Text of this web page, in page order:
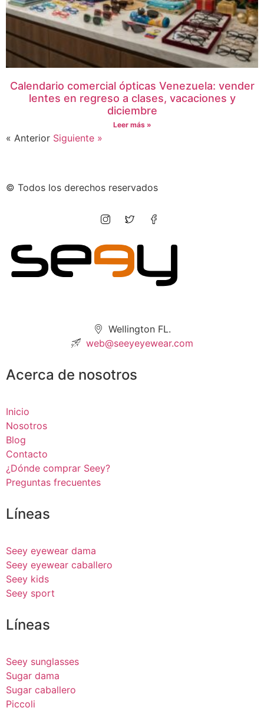
Calendario comercial ópticas Venezuela: vender
lentes en regreso a clases, vacaciones y
diciembre
Leer más »
« Anterior Siguiente »
© Todos los derechos reservados
Wellington FL.
web@seeyeyewear.com
Acerca de nosotros
Inicio
Nosotros
Blog
Contacto
¿Dónde comprar Seey?
Preguntas frecuentes
Líneas
Seey eyewear dama
Seey eyewear caballero
Seey kids
Seey sport
Líneas
Seey sunglasses
Sugar dama
Sugar caballero
Piccoli